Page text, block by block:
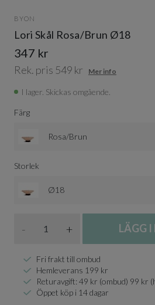
BYON
Lori Skål Rosa/Brun Ø18
347 kr
Rek. pris 549 kr Mer info
I lager. Skickas omgående.
Färg
Rosa/Brun
Storlek
Ø18
- + LÄGG
Fri frakt till ombud
Hemleverans 199 kr
Returavgift: 49 kr (ombud) 99 kr
Öppet köp i 14 dagar